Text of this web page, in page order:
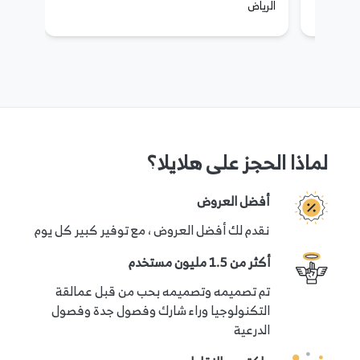
يتم الدفع عبر الإنترنت عبر بوابة الدفع الآمنة لهلا يلا.
إذا كانت لديك أسئلة أو تحتاج إلى مزيد من المعلومات
لحجز هذه التجربة ، فيرجى الاتصال بفريق دعم العملاء عبر
الخيارات المتاحة ضمن قسم "هل تحتاج إلى مساعدة؟" في
هذه الصفحة.
سياسة الإلغاء
الرياض
لماذا الحجز على هلايلا؟
أفضل العروض
نقدم لك أفضل العروض ، مع توفير كبير كل يوم
أكثر من 1.5 مليون مستخدم
تم تصميمه وتصميمه بحب من قبل عمالقة
التكنولوجيا وراء شارك وفصول جدة وفصول
الدرعية